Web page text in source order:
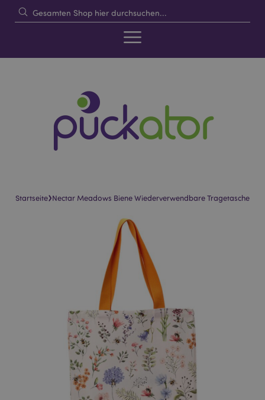
Startseite›Nectar Meadows Biene Wiederverwendbare Tragetasche